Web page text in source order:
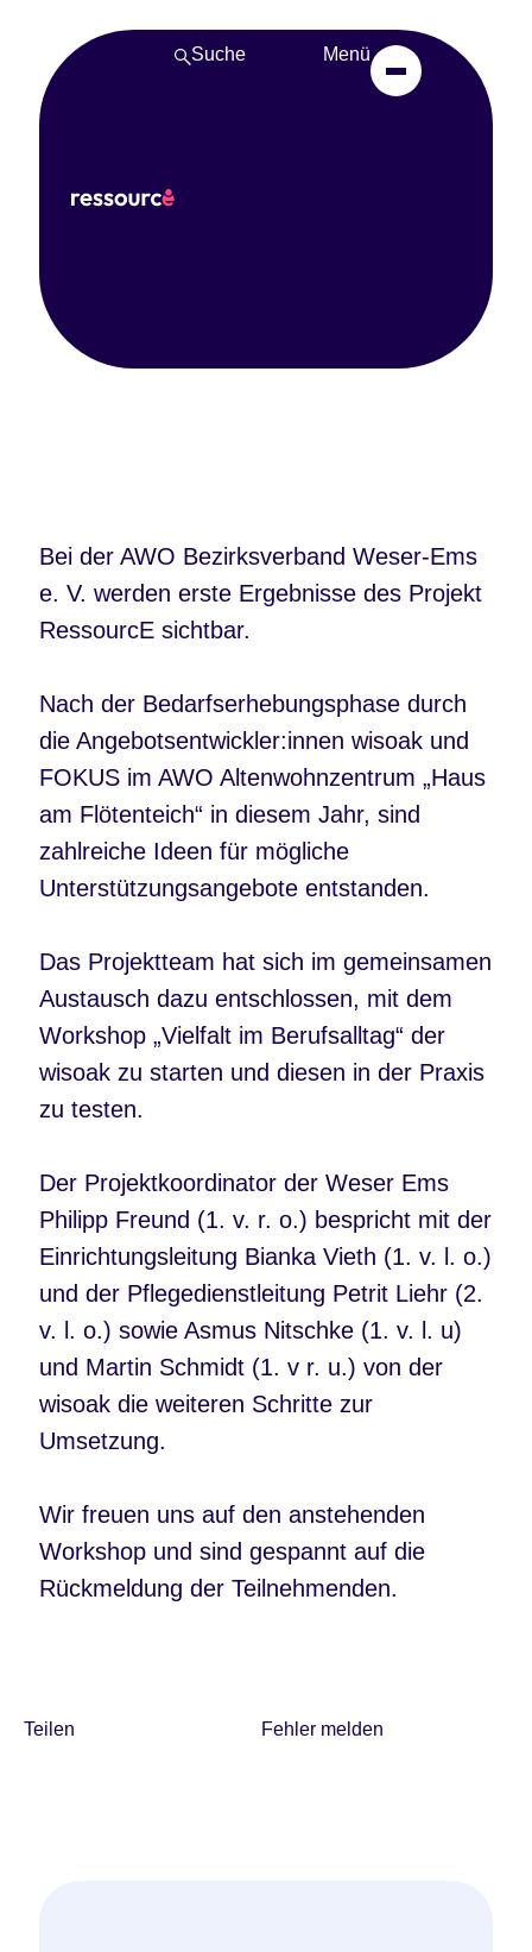
Suche Menü
Bei der AWO Bezirksverband Weser-Ems
e. V. werden erste Ergebnisse des Projekt
RessourcE sichtbar.
Nach der Bedarfserhebungsphase durch
die Angebotsentwickler:innen wisoak und
FOKUS im AWO Altenwohnzentrum „Haus
am Flötenteich“ in diesem Jahr, sind
zahlreiche Ideen für mögliche
Unterstützungsangebote entstanden.
Das Projektteam hat sich im gemeinsamen
Austausch dazu entschlossen, mit dem
Workshop „Vielfalt im Berufsalltag“ der
wisoak zu starten und diesen in der Praxis
zu testen.
Der Projektkoordinator der Weser Ems
Philipp Freund (1. v. r. o.) bespricht mit der
Einrichtungsleitung Bianka Vieth (1. v. l. o.)
und der Pflegedienstleitung Petrit Liehr (2.
v. l. o.) sowie Asmus Nitschke (1. v. l. u)
und Martin Schmidt (1. v r. u.) von der
wisoak die weiteren Schritte zur
Umsetzung.
Wir freuen uns auf den anstehenden
Workshop und sind gespannt auf die
Rückmeldung der Teilnehmenden.
Teilen Fehler melden